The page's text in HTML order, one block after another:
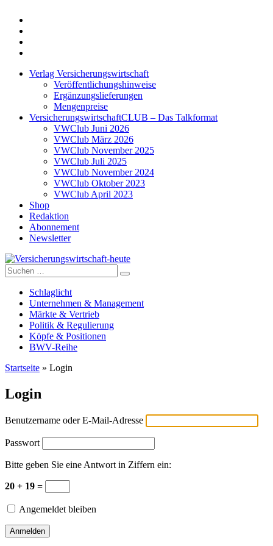
Verlag Versicherungswirtschaft
Veröffentlichungshinweise
Ergänzungslieferungen
Mengenpreise
VersicherungswirtschaftCLUB – Das Talkformat
VWClub Juni 2026
VWClub März 2026
VWClub November 2025
VWClub Juli 2025
VWClub November 2024
VWClub Oktober 2023
VWClub April 2023
Shop
Redaktion
Abonnement
Newsletter
Versicherungswirtschaft-heute
Suche
nach:
Schlaglicht
Unternehmen & Management
Märkte & Vertrieb
Politik & Regulierung
Köpfe & Positionen
BWV-Reihe
Startseite » Login
Login
Benutzername oder E-Mail-Adresse
Passwort
Bitte geben Sie eine Antwort in Ziffern ein:
20 + 19 =
Angemeldet bleiben